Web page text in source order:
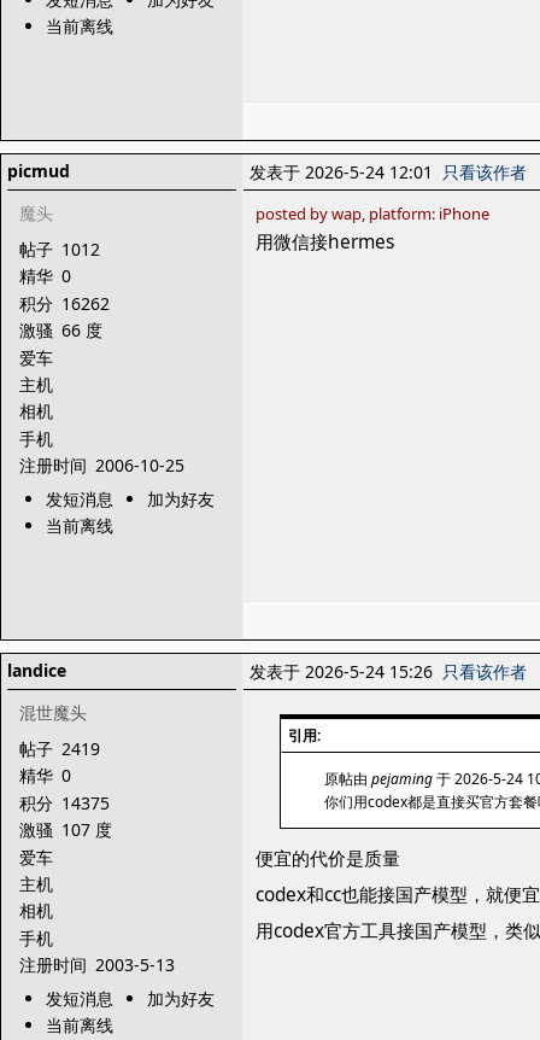
当前离线
picmud
魔头
帖子 1012
精华 0
积分 16262
激骚 66 度
爱车
主机
相机
手机
注册时间 2006-10-25
发短消息
加为好友
当前离线
发表于 2026-5-24 12:01 只看该作者
posted by wap, platform: iPhone
用微信接hermes
landice
混世魔头
帖子 2419
精华 0
积分 14375
激骚 107 度
爱车
主机
相机
手机
注册时间 2003-5-13
发短消息
加为好友
当前离线
发表于 2026-5-24 15:26 只看该作者
引用:
原帖由 pejaming于 2026-5-24
你们用codex都是直接买官方套
便宜的代价是质量
codex和cc也能接国产模型，就便
用codex官方工具接国产模型，类